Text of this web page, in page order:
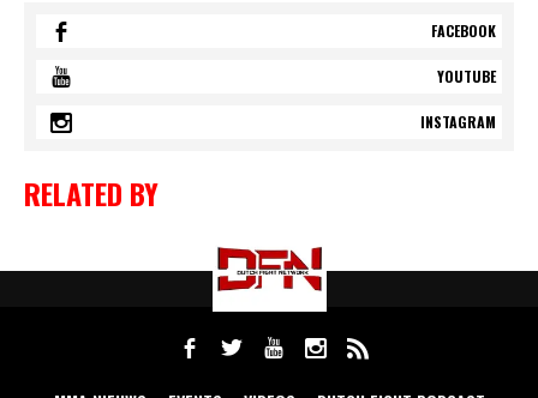
FACEBOOK
YOUTUBE
INSTAGRAM
RELATED BY